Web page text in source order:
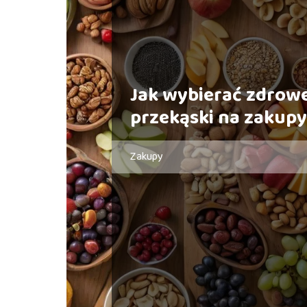
Jak wybierać
przekąski na
Zakupy